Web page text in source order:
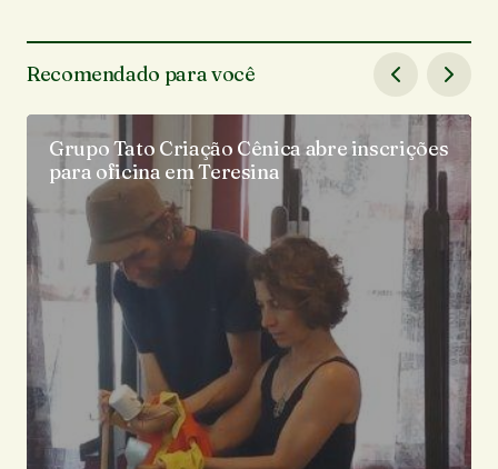
Recomendado para você
Grupo Tato Criação Cênica abre inscrições
para oficina em Teresina